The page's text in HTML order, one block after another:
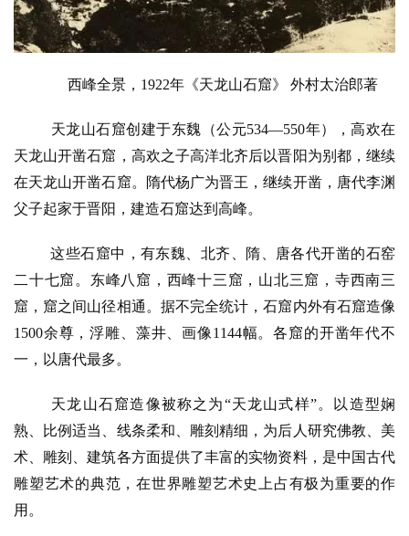
西峰全景，1922年《天龙山石窟》 外村太治郎著
天龙山石窟创建于东魏（公元534—550年），高欢在
天龙山开凿石窟，高欢之子高洋北齐后以晋阳为别都，继续
在天龙山开凿石窟。隋代杨广为晋王，继续开凿，唐代李渊
父子起家于晋阳，建造石窟达到高峰。
这些石窟中，有东魏、北齐、隋、唐各代开凿的石窑
二十七窟。东峰八窟，西峰十三窟，山北三窟，寺西南三
窟，窟之间山径相通。据不完全统计，石窟内外有石窟造像
1500余尊，浮雕、藻井、画像1144幅。各窟的开凿年代不
一，以唐代最多。
天龙山石窟造像被称之为“天龙山式样”。以造型娴
熟、比例适当、线条柔和、雕刻精细，为后人研究佛教、美
术、雕刻、建筑各方面提供了丰富的实物资料，是中国古代
雕塑艺术的典范，在世界雕塑艺术史上占有极为重要的作
用。